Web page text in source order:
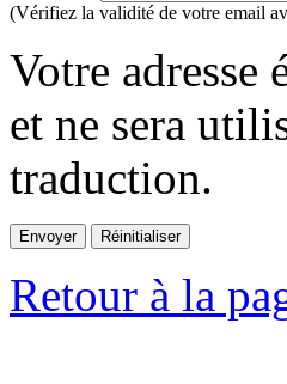
(Vérifiez la validité de votre email
Votre adresse
et ne sera
traduction.
Retour à la